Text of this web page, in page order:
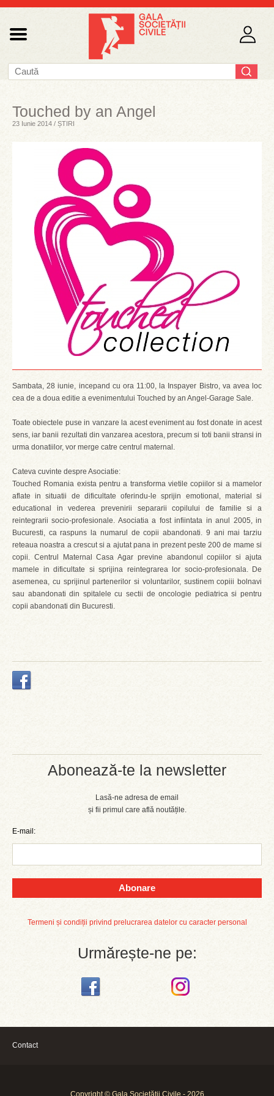
Abonează-te la newsletter
Lasă-ne adresa de email
și fii primul care află noutățile.
E-mail:
Abonare
Termeni și condiții privind prelucrarea datelor cu caracter personal
Urmărește-ne pe:
Touched by an Angel
23 Iunie 2014 / ȘTIRI
Sambata, 28 iunie, incepand cu ora 11:00, la Inspayer Bistro, va avea loc
cea de a doua editie a evenimentului Touched by an Angel-Garage Sale.
Toate obiectele puse in vanzare la acest eveniment au fost donate in acest
sens, iar banii rezultati din vanzarea acestora, precum si toti banii stransi in
urma donatiilor, vor merge catre centrul maternal.
Cateva cuvinte despre Asociatie:
Touched Romania exista pentru a transforma vietile copiilor si a mamelor
aflate in situatii de dificultate oferindu-le sprijin emotional, material si
educational in vederea prevenirii separarii copilului de familie si a
reintegrarii socio-profesionale. Asociatia a fost infiintata in anul 2005, in
Bucuresti, ca raspuns la numarul de copii abandonati. 9 ani mai tarziu
reteaua noastra a crescut si a ajutat pana in prezent peste 200 de mame si
copii. Centrul Maternal Casa Agar previne abandonul copiilor si ajuta
mamele in dificultate si sprijina reintegrarea lor socio-profesionala. De
asemenea, cu sprijinul partenerilor si voluntarilor, sustinem copiii bolnavi
sau abandonati din spitalele cu sectii de oncologie pediatrica si pentru
copii abandonati din Bucuresti.
Contact
Copyright © Gala Societății Civile - 2026